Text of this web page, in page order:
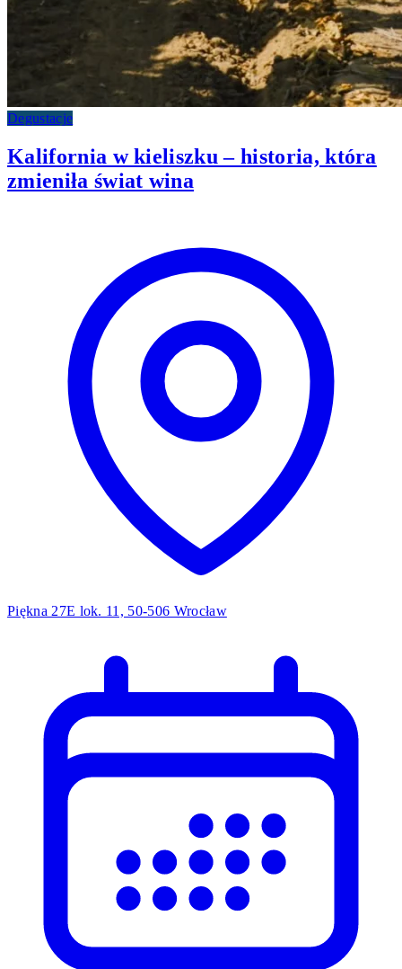
Degustacje
Kalifornia w kieliszku – historia, która
zmieniła świat wina
Piękna 27E lok. 11, 50-506 Wrocław